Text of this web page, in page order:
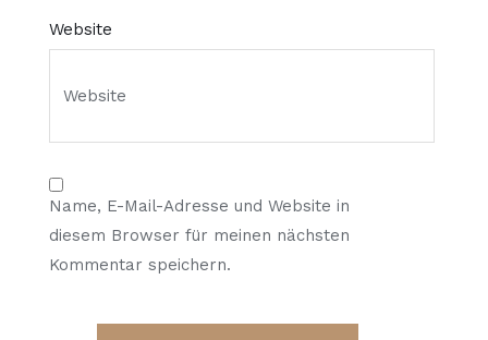
Website
Name, E-Mail-Adresse und Website in
diesem Browser für meinen nächsten
Kommentar speichern.